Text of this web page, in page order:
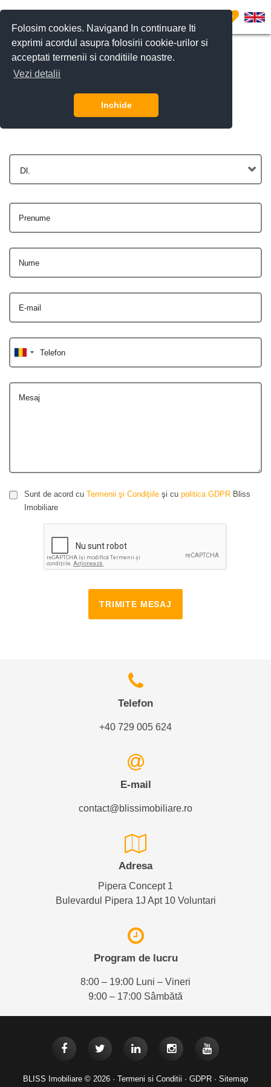
Folosim cookies. Navigand In continuare Iti
exprimi acordul asupra folosirii cookie-urilor si
acceptati termenii si conditiile noastre.
Vezi detalii
Inchide
0
Contactează-ne
Dl.
Prenume
Nume
E-mail
Telefon
Mesaj
Sunt de acord cu Termenii şi Condiţiile şi cu politica GDPR Bliss
Imobiliare
TRIMITE MESAJ
Telefon
+40 729 005 624
E-mail
contact@blissimobiliare.ro
Adresa
Pipera Concept 1
Bulevardul Pipera 1J Apt 10 Voluntari
Program de lucru
8:00 – 19:00 Luni – Vineri
9:00 – 17:00 Sâmbătă
BLISS Imobiliare © 2026 · Termeni si Conditii · GDPR · Sitemap